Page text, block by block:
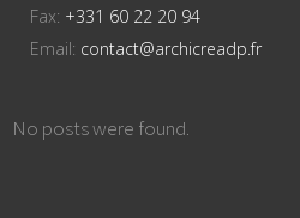
Fax: +331 60 22 20 94
Email: contact@archicreadp.fr
No posts were found.